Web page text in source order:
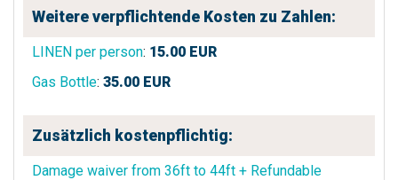
Weitere verpflichtende Kosten zu Zahlen:
LINEN per person: 15.00 EUR
Gas Bottle: 35.00 EUR
Zusätzlich kostenpflichtig:
Damage waiver from 36ft to 44ft + Refundable